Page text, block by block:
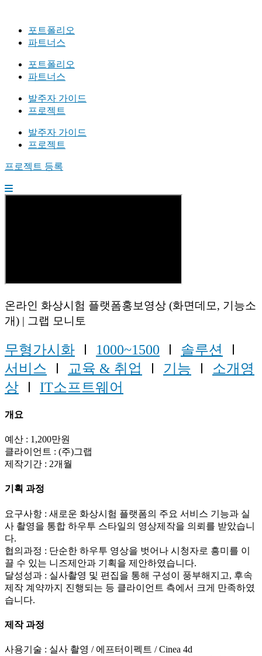
포트폴리오
파트너스
포트폴리오
파트너스
발주자 가이드
프로젝트
발주자 가이드
프로젝트
프로젝트 등록
온라인 화상시험 플랫폼홍보영상 (화면데모, 기능소
개) | 그랩 모니토
무형가시화 Ⅰ 1000~1500 Ⅰ 솔루션
Ⅰ
서비스 Ⅰ 교육 & 취업 Ⅰ 기능 Ⅰ 소개영
상 Ⅰ IT소프트웨어
개요
예산 : 1,200만원
클라이언트 : (주)그랩
제작기간 : 2개월
기획 과정
요구사항 : 새로운 화상시험 플랫폼의 주요 서비스 기능과 실
사 촬영을 통합 하우투 스타일의 영상제작을 의뢰를 받았습니
다.
협의과정 : 단순한 하우투 영상을 벗어나 시청자로 흥미를 이
끌 수 있는 니즈제안과 기획을 제안하였습니다.
달성성과 : 실사촬영 및 편집을 통해 구성이 풍부해지고, 후속
제작 계약까지 진행되는 등 클라이언트 측에서 크게 만족하였
습니다.
제작 과정
사용기술 : 실사 촬영 / 에프터이펙트 / Cinea 4d